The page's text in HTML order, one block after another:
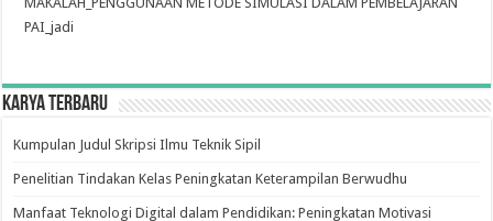
PAI_jadi
Karya Terbaru
Kumpulan Judul Skripsi Ilmu Teknik Sipil
Penelitian Tindakan Kelas Peningkatan Keterampilan Berwudhu
Manfaat Teknologi Digital dalam Pendidikan: Peningkatan Motivasi